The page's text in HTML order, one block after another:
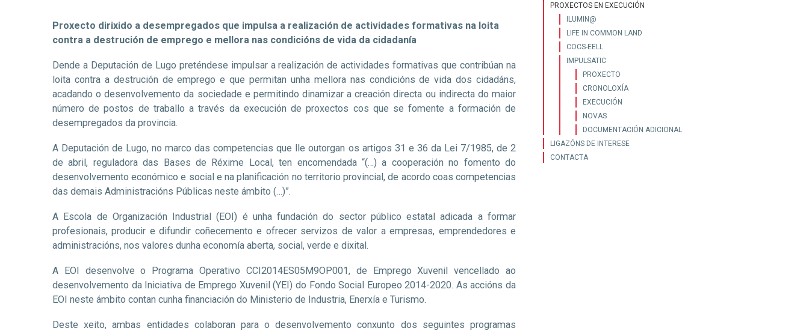
Proxecto dirixido a desempregados que impulsa a realización de actividades formativas na loita
contra a destrución de emprego e mellora nas condicións de vida da cidadanía
Dende a Deputación de Lugo preténdese impulsar a realización de actividades formativas que contribúan na
loita contra a destrución de emprego e que permitan unha mellora nas condicións de vida dos cidadáns,
acadando o desenvolvemento da sociedade e permitindo dinamizar a creación directa ou indirecta do maior
número de postos de traballo a través da execución de proxectos cos que se fomente a formación de
desempregados da provincia.
A Deputación de Lugo, no marco das competencias que lle outorgan os artigos 31 e 36 da Lei 7/1985, de 2
de abril, reguladora das Bases de Réxime Local, ten encomendada “(…) a cooperación no fomento do
desenvolvemento económico e social e na planificación no territorio provincial, de acordo coas competencias
das demais Administracións Públicas neste ámbito (…)”.
A Escola de Organización Industrial (EOI) é unha fundación do sector público estatal adicada a formar
profesionais, producir e difundir coñecemento e ofrecer servizos de valor a empresas, emprendedores e
administracións, nos valores dunha economía aberta, social, verde e dixital.
A EOI desenvolve o Programa Operativo CCI2014ES05M9OP001, de Emprego Xuvenil vencellado ao
desenvolvemento da Iniciativa de Emprego Xuvenil (YEI) do Fondo Social Europeo 2014-2020. As accións da
EOI neste ámbito contan cunha financiación do Ministerio de Industria, Enerxía e Turismo.
Deste xeito, ambas entidades colaboran para o desenvolvemento conxunto dos seguintes programas
PROXECTOS EN EXECUCIÓN
ILUMIN@
LIFE IN COMMON LAND
COCS-EELL
IMPULSATIC
PROXECTO
CRONOLOXÍA
EXECUCIÓN
NOVAS
DOCUMENTACIÓN ADICIONAL
LIGAZÓNS DE INTERESE
CONTACTA